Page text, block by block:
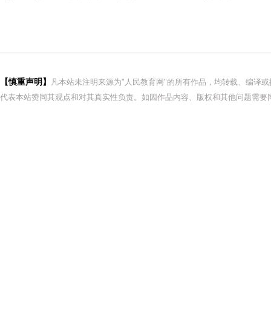
【慎重声明】
凡本站未注明来源为"人民教育网"的所有作品，均转载、编译
代表本站赞同其观点和对其真实性负责。如因作品内容、版权和其他问题需